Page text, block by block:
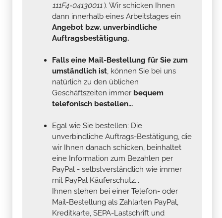
111F4-04130011). Wir schicken Ihnen
dann innerhalb eines Arbeitstages ein
Angebot bzw. unverbindliche
Auftragsbestätigung.
Falls eine Mail-Bestellung für Sie zum
umständlich ist, können Sie bei uns
natürlich zu den üblichen
Geschäftszeiten immer bequem
telefonisch bestellen...
Egal wie Sie bestellen: Die
unverbindliche Auftrags-Bestätigung, die
wir Ihnen danach schicken, beinhaltet
eine Information zum Bezahlen per
PayPal - selbstverständlich wie immer
mit PayPal Käuferschutz...
Ihnen stehen bei einer Telefon- oder
Mail-Bestellung als Zahlarten PayPal,
Kreditkarte, SEPA-Lastschrift und